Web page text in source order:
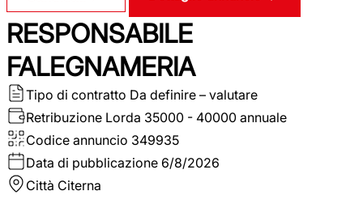
RESPONSABILE
FALEGNAMERIA
Tipo di contratto Da definire – valutare
Retribuzione Lorda 35000 - 40000 annuale
Codice annuncio 349935
Data di pubblicazione 6/8/2026
Città Citerna